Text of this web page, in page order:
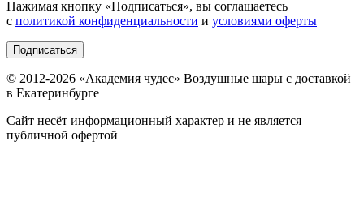
Нажимая кнопку «Подписаться», вы соглашаетесь
с политикой конфиденциальности и условиями оферты
Подписаться
© 2012-2026 «Академия чудес» Воздушные шары с доставкой
в Екатеринбурге
Сайт несёт информационный характер и не является
публичной офертой